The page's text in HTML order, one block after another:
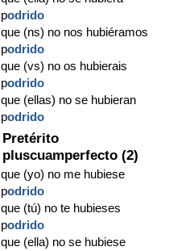
podrido
que (ns) no nos hubiéramos
podrido
que (vs) no os hubierais
podrido
que (ellas) no se hubieran
podrido
Pretérito
pluscuamperfecto (2)
que (yo) no me hubiese
podrido
que (tú) no te hubieses
podrido
que (ella) no se hubiese